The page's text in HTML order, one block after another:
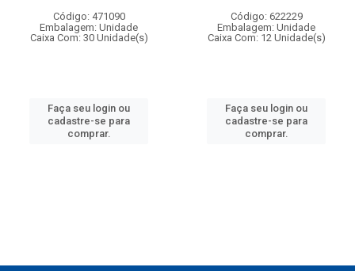
Código: 471090
Embalagem: Unidade
Caixa Com: 30 Unidade(s)
Faça seu login ou
cadastre-se para
comprar.
Código: 622229
Embalagem: Unidade
Caixa Com: 12 Unidade(s)
Faça seu login ou
cadastre-se para
comprar.